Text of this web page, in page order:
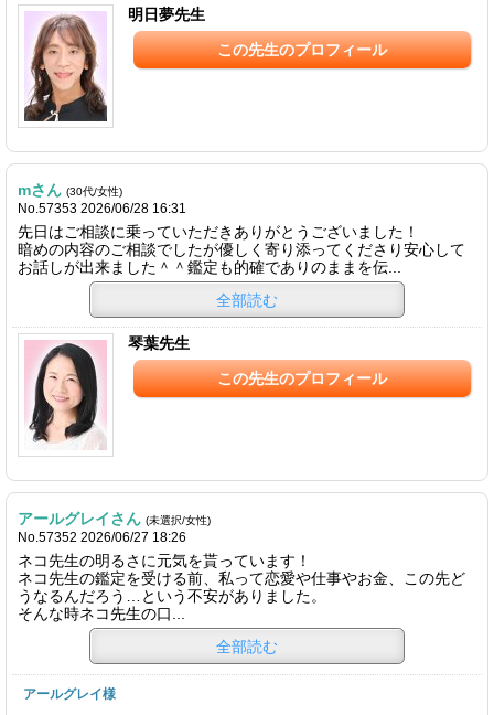
明日夢先生
この先生のプロフィール
mさん (30代/女性)
No.57353 2026/06/28 16:31
先日はご相談に乗っていただきありがとうございました！
暗めの内容のご相談でしたが優しく寄り添ってくださり安心して
お話しが出来ました＾＾鑑定も的確でありのままを伝...
全部読む
琴葉先生
この先生のプロフィール
アールグレイさん (未選択/女性)
No.57352 2026/06/27 18:26
ネコ先生の明るさに元気を貰っています！
ネコ先生の鑑定を受ける前、私って恋愛や仕事やお金、この先ど
うなるんだろう…という不安がありました。
そんな時ネコ先生の口...
全部読む
アールグレイ様